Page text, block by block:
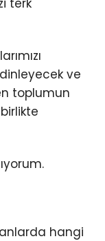
terk
ve
toplumun
hangi